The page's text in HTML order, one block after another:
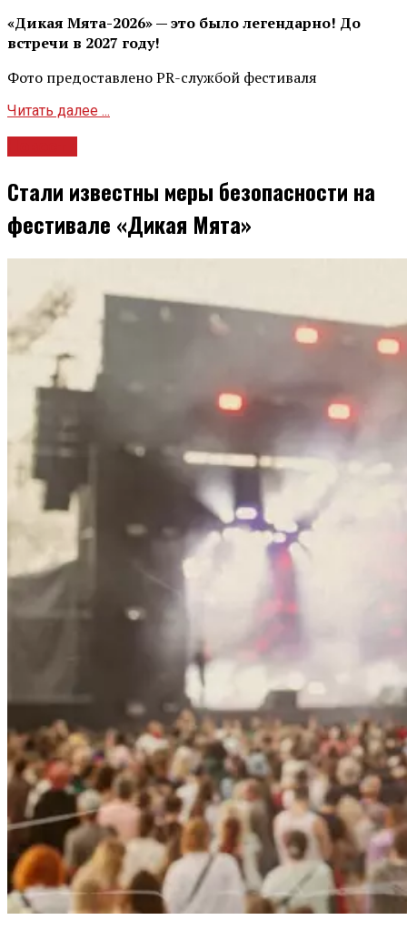
«Дикая Мята-2026» — это было легендарно! До
встречи в 2027 году!
Фото предоставлено PR-службой фестиваля
Читать далее ...
Стали известны меры безопасности на
фестивале «Дикая Мята»